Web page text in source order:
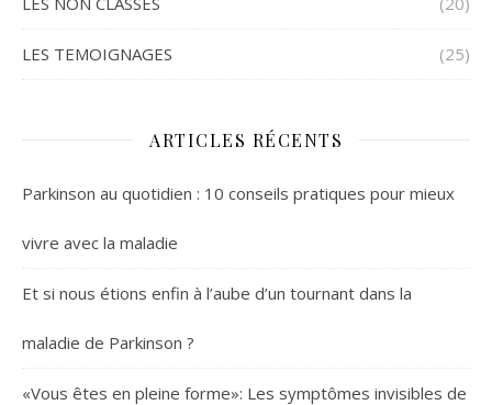
LES TEMOIGNAGES (25)
ARTICLES RÉCENTS
Parkinson au quotidien : 10 conseils pratiques pour mieux
vivre avec la maladie
Et si nous étions enfin à l’aube d’un tournant dans la
maladie de Parkinson ?
«Vous êtes en pleine forme»: Les symptômes invisibles de